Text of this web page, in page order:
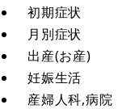
初期症状
月別症状
出産(お産)
妊娠生活
産婦人科,病院